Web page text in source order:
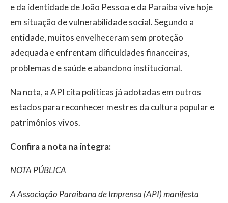
e da identidade de João Pessoa e da Paraíba vive hoje
em situação de vulnerabilidade social. Segundo a
entidade, muitos envelheceram sem proteção
adequada e enfrentam dificuldades financeiras,
problemas de saúde e abandono institucional.
Na nota, a API cita políticas já adotadas em outros
estados para reconhecer mestres da cultura popular e
patrimônios vivos.
Confira a nota na íntegra:
NOTA PÚBLICA
A Associação Paraibana de Imprensa (API) manifesta